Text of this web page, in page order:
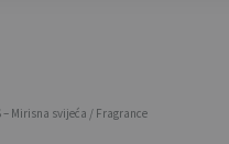
– Mirisna svijeća / Fragrance